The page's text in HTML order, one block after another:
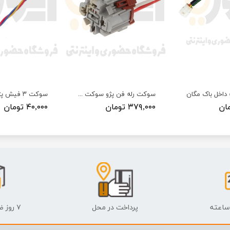
۴۰,۰۰۰ تومان
سوکت رله فن پژو سوکت سما الکتریک
۳۷۹,۰۰۰ تومان
باک مگان
پرداخت در محل ۷ روز ضمانت بازگشت